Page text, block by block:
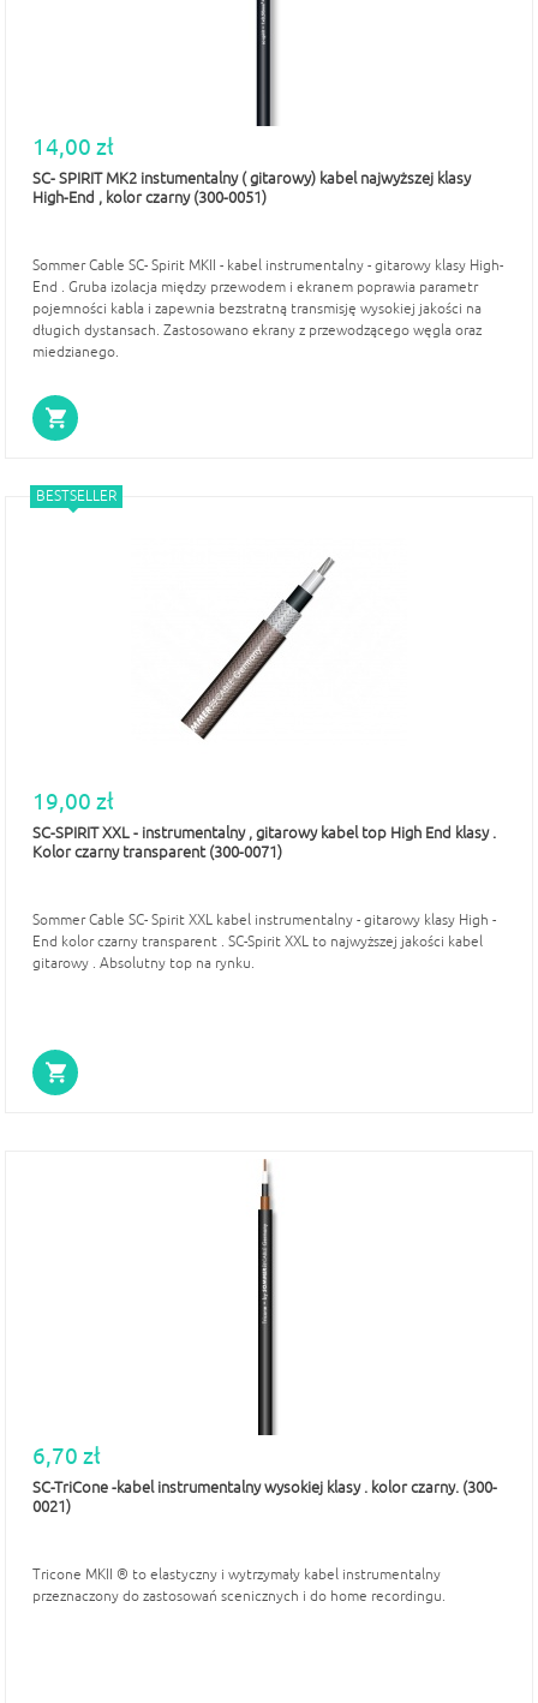
14,00 zł
SC- SPIRIT MK2 instumentalny ( gitarowy) kabel najwyższej klasy
High-End , kolor czarny (300-0051)
Sommer Cable SC- Spirit MKII - kabel instrumentalny - gitarowy klasy High-
End . Gruba izolacja między przewodem i ekranem poprawia parametr
pojemności kabla i zapewnia bezstratną transmisję wysokiej jakości na
długich dystansach. Zastosowano ekrany z przewodzącego węgla oraz
miedzianego.
BESTSELLER
19,00 zł
SC-SPIRIT XXL - instrumentalny , gitarowy kabel top High End klasy .
Kolor czarny transparent (300-0071)
Sommer Cable SC- Spirit XXL kabel instrumentalny - gitarowy klasy High -
End kolor czarny transparent . SC-Spirit XXL to najwyższej jakości kabel
gitarowy . Absolutny top na rynku.
6,70 zł
SC-TriCone -kabel instrumentalny wysokiej klasy . kolor czarny. (300-
0021)
Tricone MKII ® to elastyczny i wytrzymały kabel instrumentalny
przeznaczony do zastosowań scenicznych i do home recordingu.